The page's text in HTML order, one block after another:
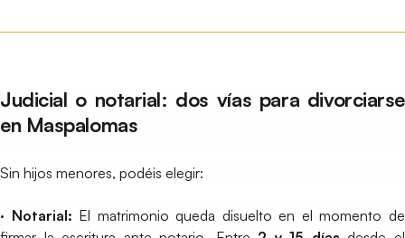
Judicial o notarial: dos vías para divorciarse
en Maspalomas
Sin hijos menores, podéis elegir:
· Notarial: El matrimonio queda disuelto en el momento de